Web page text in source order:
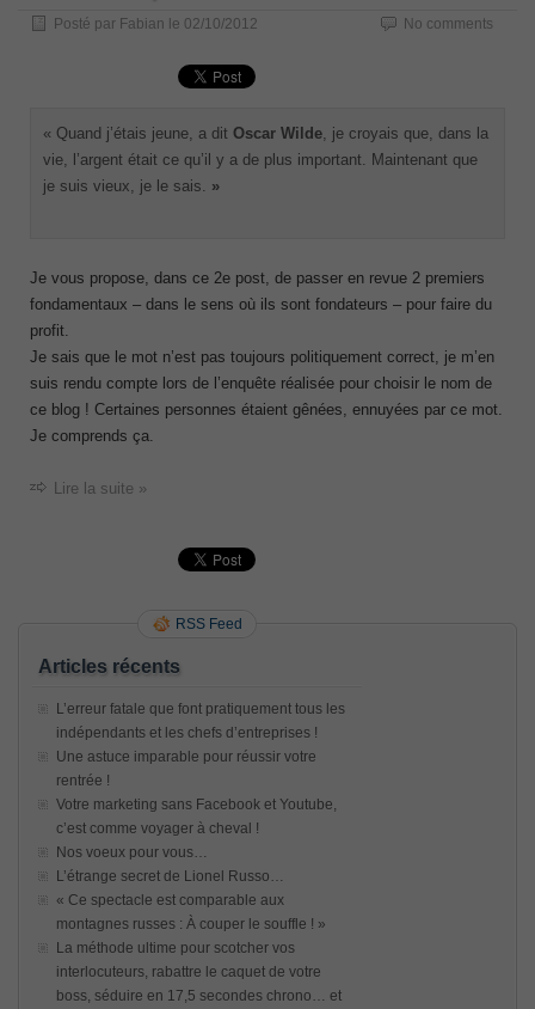
Posté par Fabian le 02/10/2012 No comments
« Quand j’étais jeune, a dit Oscar Wilde , je croyais que, dans la
vie, l’argent était ce qu’il y a de plus important. Maintenant que
je suis vieux, je le sais.
»
Je vous propose, dans ce 2e post, de passer en revue 2 premiers
fondamentaux – dans le sens où ils sont fondateurs – pour faire du
profit.
Je sais que le mot n’est pas toujours politiquement correct, je m’en
suis rendu compte lors de l’enquête réalisée pour choisir le nom de
ce blog ! Certaines personnes étaient gênées, ennuyées par ce mot.
Je comprends ça.
Lire la suite »
RSS Feed
Articles récents
L’erreur fatale que font pratiquement tous les
indépendants et les chefs d’entreprises !
Une astuce imparable pour réussir votre
rentrée !
Votre marketing sans Facebook et Youtube,
c’est comme voyager à cheval !
Nos voeux pour vous…
L’étrange secret de Lionel Russo…
« Ce spectacle est comparable aux
montagnes russes : À couper le souffle ! »
La méthode ultime pour scotcher vos
interlocuteurs, rabattre le caquet de votre
boss, séduire en 17,5 secondes chrono… et